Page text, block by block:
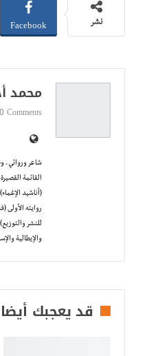
نشر Facebook
محمد
0 Comments
شاعر وروائي.
للنشر
والإيطالية
قد يعجبك أيضا